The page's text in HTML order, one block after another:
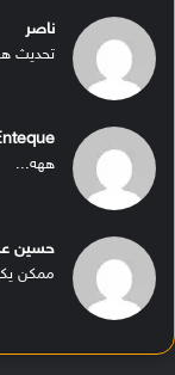
ناصر
تحديث
ههه...
حسين
ممكن